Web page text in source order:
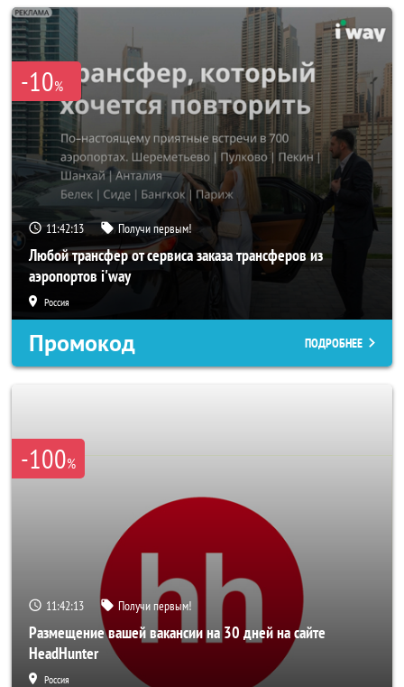
-10%
11:42:11 Получи первым!
Любой трансфер от сервиса заказа трансферов из
аэропортов i'way
Россия
Промокод ПОДРОБНЕЕ
-100%
11:42:11 Получи первым!
Размещение вашей вакансии на 30 дней на сайте
HeadHunter
Россия